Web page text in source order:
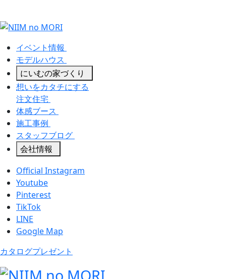
イベント情報
モデルハウス
にいむの家づくり
想いをカタチにする
注文住宅
体感ブース
施工事例
スタッフブログ
会社情報
Official Instagram
Youtube
Pinterest
TikTok
LINE
Google Map
カタログプレゼント